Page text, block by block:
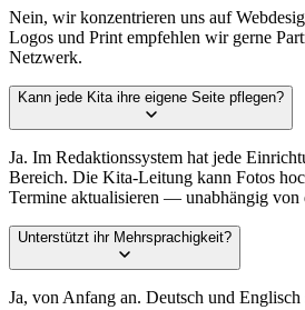
Nein, wir konzentrieren uns auf
Logos und Print empfehlen wir gerne
Netzwerk.
Kann jede Kita ihre eigene Seite pflegen?
Ja. Im Redaktionssystem hat jede
Bereich. Die Kita-Leitung kann Fotos
Termine aktualisieren — unabhängig von
Unterstützt ihr Mehrsprachigkeit?
Ja, von Anfang an. Deutsch und Englisch